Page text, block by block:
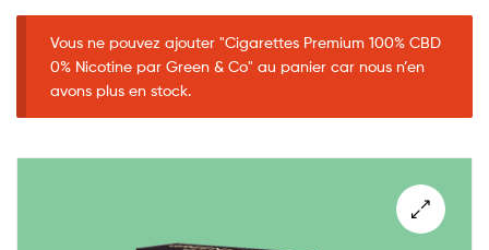
Vous ne pouvez ajouter "Cigarettes Premium 100% CBD
0% Nicotine par Green & Co" au panier car nous n’en
avons plus en stock.